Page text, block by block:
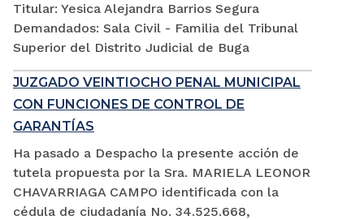
Titular: Yesica Alejandra Barrios Segura
Demandados: Sala Civil - Familia del Tribunal
Superior del Distrito Judicial de Buga
JUZGADO VEINTIOCHO PENAL MUNICIPAL
CON FUNCIONES DE CONTROL DE
GARANTÍAS
Ha pasado a Despacho la presente acción de
tutela propuesta por la Sra. MARIELA LEONOR
CHAVARRIAGA CAMPO identificada con la
cédula de ciudadanía No. 34.525.668,